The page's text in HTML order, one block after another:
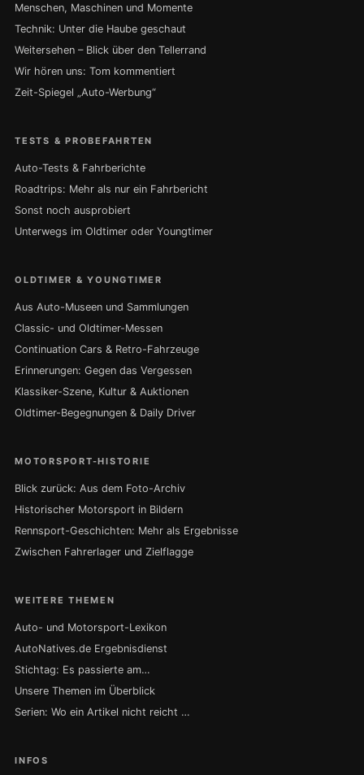
Menschen, Maschinen und Momente
Technik: Unter die Haube geschaut
Weitersehen – Blick über den Tellerrand
Wir hören uns: Tom kommentiert
Zeit-Spiegel „Auto-Werbung“
TESTS & PROBEFAHRTEN
Auto-Tests & Fahrberichte
Roadtrips: Mehr als nur ein Fahrbericht
Sonst noch ausprobiert
Unterwegs im Oldtimer oder Youngtimer
OLDTIMER & YOUNGTIMER
Aus Auto-Museen und Sammlungen
Classic- und Oldtimer-Messen
Continuation Cars & Retro-Fahrzeuge
Erinnerungen: Gegen das Vergessen
Klassiker-Szene, Kultur & Auktionen
Oldtimer-Begegnungen & Daily Driver
MOTORSPORT-HISTORIE
Blick zurück: Aus dem Foto-Archiv
Historischer Motorsport in Bildern
Rennsport-Geschichten: Mehr als Ergebnisse
Zwischen Fahrerlager und Zielflagge
WEITERE THEMEN
Auto- und Motorsport-Lexikon
AutoNatives.de Ergebnisdienst
Stichtag: Es passierte am…
Unsere Themen im Überblick
Serien: Wo ein Artikel nicht reicht …
INFOS